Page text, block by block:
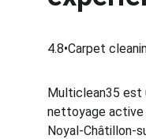
4.8•Carpet
Multiclean35 est
nettoyage active